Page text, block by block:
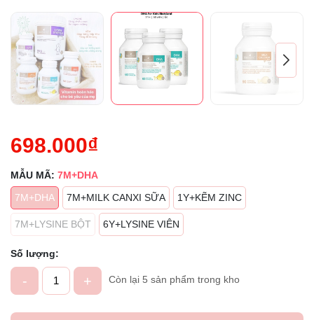
698.000₫
MẪU MÃ: 7M+DHA
7M+DHA
7M+MILK CANXI SỮA 1Y+KẼM ZINC
7M+LYSINE BỘT 6Y+LYSINE VIÊN
Số lượng:
- + Còn lại 5 sản phẩm trong kho
Ngày hết hạn:
Điều kiện: